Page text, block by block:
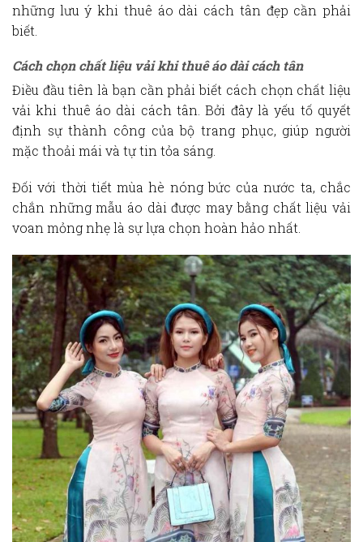
những lưu ý khi thuê áo dài cách tân đẹp cần phải
biết
Cách chọn chất liệu vải khithuê áo dài cách tân
Điều đầu tiên là bạn cần phải biết cách chọn chất liệu
vải khi thuê áo dài cách tân . Bởi đây là yếu tố quyết
định sự thành công của bộ trang phục, giúp người
mặc thoải mái và tự tin tỏa sáng.
Đối với thời tiết mùa hè nóng bức của nước ta, chắc
chắn những mẫu áo dài được may bằng chất liệu vải
voan mỏng nhẹ là sự lựa chọn hoàn hảo nhất.